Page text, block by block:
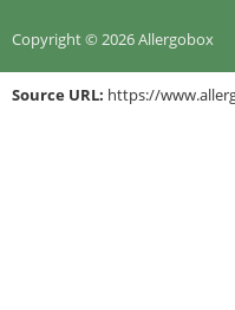
Copyright © 2026 Allergobox
Source URL: https://